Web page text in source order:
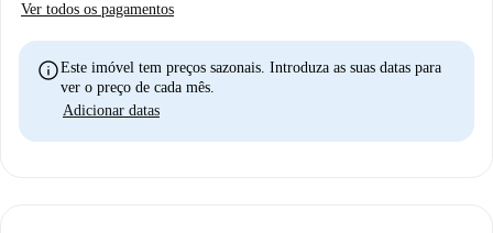
Ver todos os pagamentos
infoEste imóvel tem preços sazonais. Introduza as suas datas para
ver o preço de cada mês.
Adicionar datas